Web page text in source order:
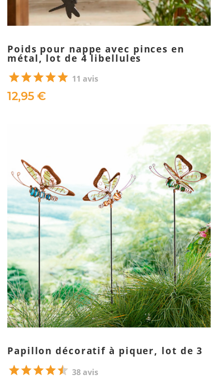
Poids pour nappe avec pinces en
métal, lot de 4 libellules
11 avis
12,95 €
Papillon décoratif à piquer, lot de 3
38 avis